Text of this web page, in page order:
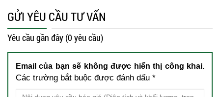
GỬI YÊU CẦU TƯ VẤN
Yêu cầu gần đây (0 yêu cầu)
Email của bạn sẽ không được hiển thị công khai.
Các trường bắt buộc được đánh dấu *